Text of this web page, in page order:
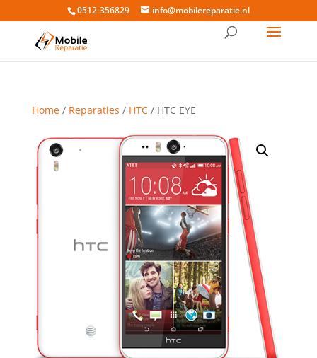
0512-356829 info@mobilereparatie.nl
Home/ Reparaties / HTC/ HTC EYE